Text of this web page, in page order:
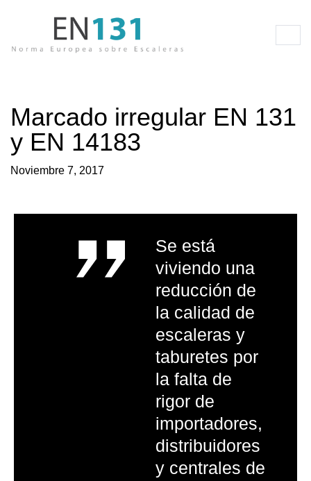
Marcado irregular EN 131
y EN 14183
Noviembre 7, 2017
Se está
viviendo una
reducción de
la calidad de
escaleras y
taburetes por
la falta de
rigor de
importadores,
distribuidores
y centrales de